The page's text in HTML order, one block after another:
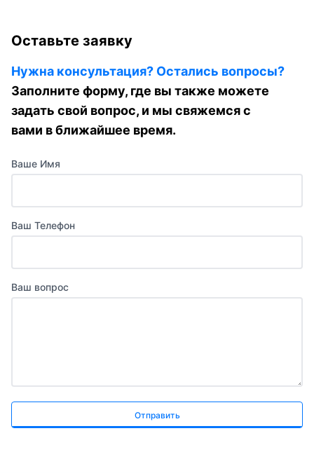
Оставьте заявку
Нужна консультация? Остались вопросы?
Заполните форму, где вы также можете
задать свой вопрос, и мы свяжемся с
вами в ближайшее время.
Ваше Имя
Ваш Телефон
Ваш вопрос
Отправить